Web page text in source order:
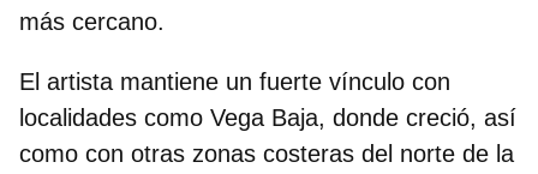
más cercano.
El artista mantiene un fuerte vínculo con
localidades como Vega Baja, donde creció, así
como con otras zonas costeras del norte de la